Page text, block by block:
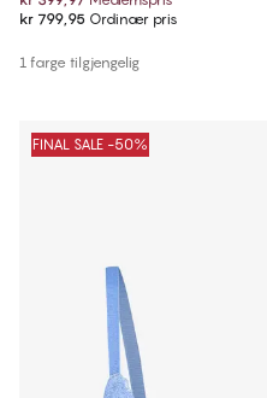
kr 799,95 Ordinær pris
1 farge tilgjengelig
FINAL SALE -50%